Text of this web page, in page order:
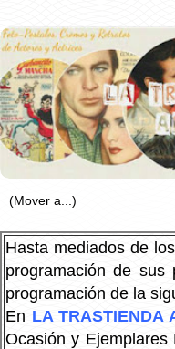
Hasta mediados de
programación de
programación de la
En LA TRASTIENDA
Ocasión y Ejemplares